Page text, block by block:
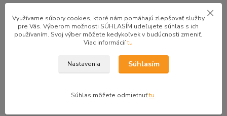
4.9★★★★★
47 recenzií · Google
taktiež veľmi ochotný ďakujem
Využívame súbory cookies, ktoré nám pomáhajú zlepšovať služby
pre Vás. Výberom možnosti SÚHLASÍM udeľujete súhlas s ich
používaním. Svoj výber môžete kedykoľvek v budúcnosti zmeniť.
Viac informáciítu
Nastavenia Súhlasím
Súhlas môžete odmietnuťtu.